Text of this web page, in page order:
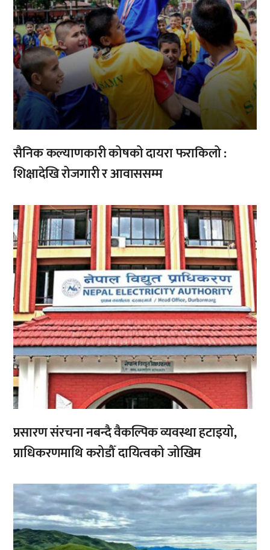
सैनिक कल्याणकारी कोषको दायरा फराकिलो :
शिक्षादेखि रोजगारी र आवाससम्म
,
प्रसारण संरचना नबन्दै वैकल्पिक व्यवस्था हटाइयो,
प्राधिकरणमाथि करोडौँ दायित्वको जोखिम
,